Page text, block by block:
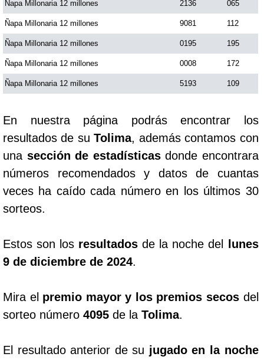
Sinuano Día
Super Chontico Noche
Ñapa Millonaria 12 millones 2136 065
Ñapa Millonaria 12 millones 9081 112
Ñapa Millonaria 12 millones 0195 195
Ñapa Millonaria 12 millones 0008 172
Ñapa Millonaria 12 millones 5193 109
En nuestra página podrás encontrar los
resultados de suTolima, además contamos con
una sección de estadísticasdonde encontrara
números recomendados y datos de cuantas
veces ha caído cada número en los últimos 30
sorteos.
Estos son los resultados de la noche del
lunes
9 de diciembre de 2024.
Mira el premio mayor y los premios secosdel
sorteo número 4095 de la Tolima.
El resultado anterior de su jugado en la noche